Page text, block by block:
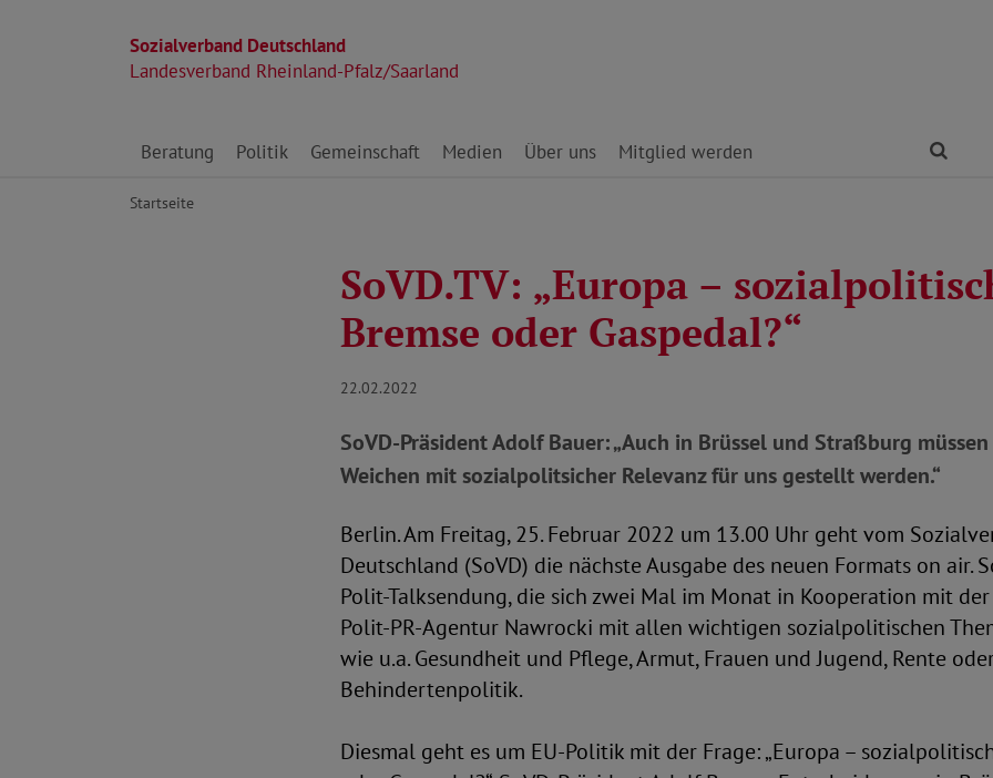
Sozialverband Deutschland
Landesverband Rheinland-Pfalz/Saarland
Direkt zu den Inhalten springen
Beratung Politik Gemeinschaft Medien Über uns Mitglied werden
Startseite
SoVD.TV: „Europa –
Bremse oder Gaspedal?“
22.02.2022
SoVD-Präsident Adolf Bauer: „Auch in Brüssel und Straßburg
Weichen mit sozialpolitsicher Relevanz für uns gestellt werden.“
Berlin. Am Freitag, 25. Februar 2022 um 13.00 Uhr geht vom
Deutschland (SoVD) die nächste Ausgabe des neuen Formats on air.
Polit-Talksendung, die sich zwei Mal im Monat in Kooperation mit
Polit-PR-Agentur Nawrocki mit allen wichtigen sozialpolitischen
wie u.a. Gesundheit und Pflege, Armut, Frauen und Jugend, Rente
Behindertenpolitik.
Diesmal geht es um EU-Politik mit der Frage: „Europa –